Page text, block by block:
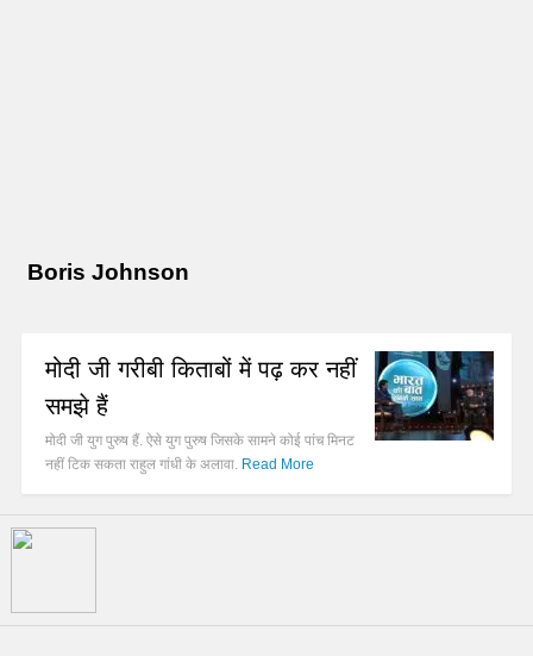
Boris Johnson
मोदी जी गरीबी किताबों में पढ़ कर नहीं
समझे हैं
मोदी जी युग पुरुष हैं. ऐसे युग पुरुष जिसके सामने कोई पांच मिनट
नहीं टिक सकता राहुल गांधी के अलावा. Read More